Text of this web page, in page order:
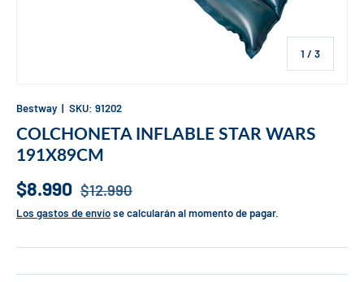
1 / de
3
Bestway | SKU: 91202
COLCHONETA INFLABLE STAR WARS
191X89CM
$8.990 $12.990
Los gastos de envíose calcularán al momento de pagar.